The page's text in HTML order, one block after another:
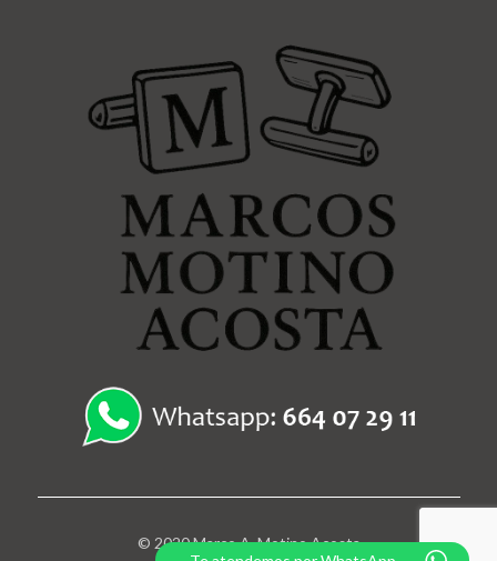
© 2020 Marco A. Motino Acosta